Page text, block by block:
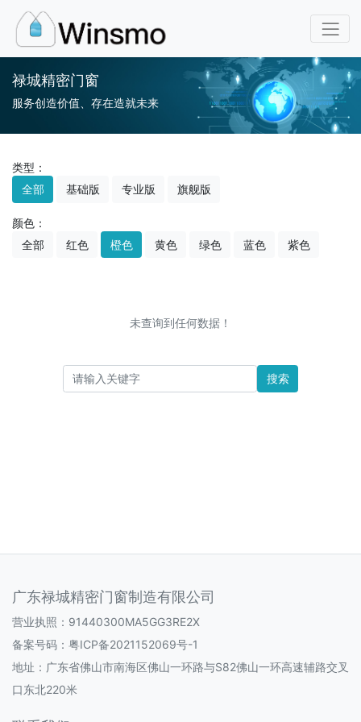
禄城精密门窗
服务创造价值、存在造就未来
类型：
全部
基础版 专业版 旗舰版
颜色：
全部
红色 橙色 黄色 绿色 蓝色 紫色
未查询到任何数据！
搜索
广东禄城精密门窗制造有限公司
营业执照：91440300MA5GG3RE2X
备案号码： 粤ICP备2021152069号-1
地址：广东省佛山市南海区佛山一环路与S82佛山一环高速辅路交叉
口东北220米